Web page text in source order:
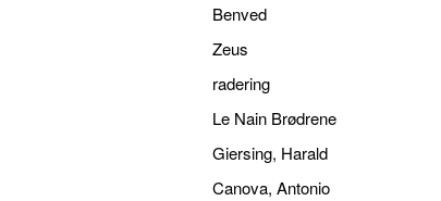
Benved
Zeus
radering
Le Nain Brødrene
Giersing, Harald
Canova, Antonio